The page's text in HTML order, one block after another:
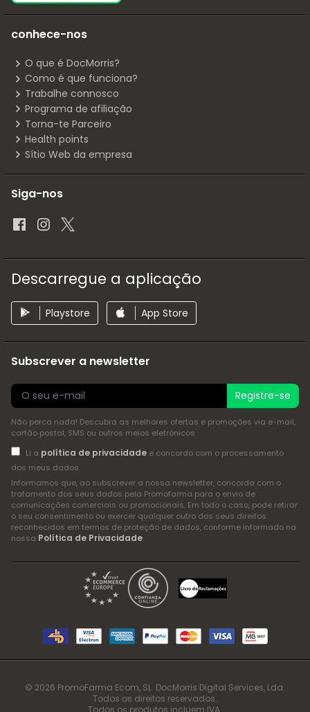
conhece-nos
O que é DocMorris?
Como é que funciona?
Trabalhe connosco
Programa de afiliação
Torna-te Parceiro
Health points
Sítio Web da empresa
Siga-nos
Descarregue a aplicação
Playstore App Store
Subscrever a newsletter
Registre-se
Não perca nada! Descubra as melhores ofertas e promoções via e-mail,
cartão postal, SMS ou outros meios eletrónicos
Li a política de privacidadee concordo com o processamento
dos meus dados
Informamos que, ao subscrever a nossa newsletter, concorda com o
tratamento dos seus dados pela Promofarma para o envio de
comunicações comerciais ou promocionais. Em todo o caso, pode retirar
o seu consentimento ou exercer qualquer outro dos seus direitos
reconhecidos em termos de proteção de dados, conforme informado na
nossa Política de Privacidade.
© 2026 PromoFarma Ecom, SL. DocMorris Digital Services, Lda.
Todos os direitos reservados.